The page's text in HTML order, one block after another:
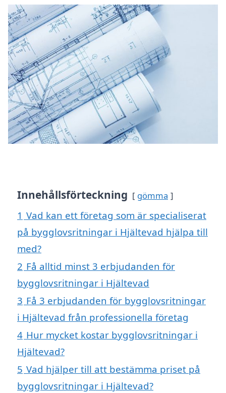
Innehållsförteckning gömma
1 Vad kan ett företag som är specialiserat
på bygglovsritningar i Hjältevad hjälpa till
med?
2 Få alltid minst 3 erbjudanden för
bygglovsritningar i Hjältevad
3 Få 3 erbjudanden för bygglovsritningar
i Hjältevad från professionella företag
4 Hur mycket kostar bygglovsritningar i
Hjältevad?
5 Vad hjälper till att bestämma priset på
bygglovsritningar i Hjältevad?